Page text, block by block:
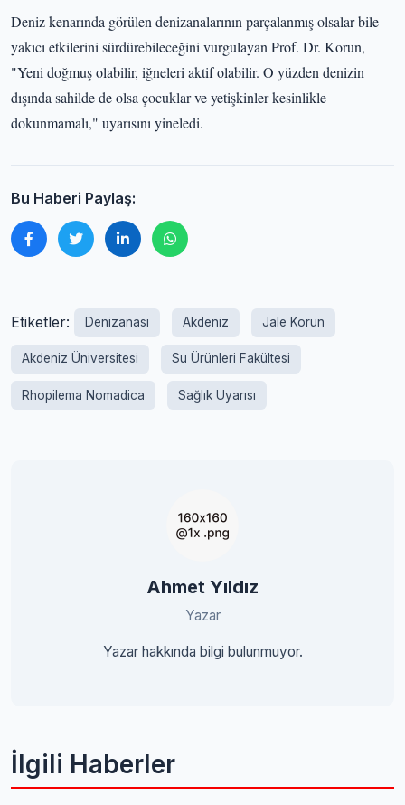
Deniz kenarında görülen denizanalarının parçalanmış olsalar bile
yakıcı etkilerini sürdürebileceğini vurgulayan Prof. Dr. Korun,
"Yeni doğmuş olabilir, iğneleri aktif olabilir. O yüzden denizin
dışında sahilde de olsa çocuklar ve yetişkinler kesinlikle
dokunmamalı," uyarısını yineledi.
Bu Haberi Paylaş:
Etiketler: Denizanası Akdeniz Jale Korun
Akdeniz Üniversitesi Su Ürünleri Fakültesi
Rhopilema Nomadica Sağlık Uyarısı
Ahmet Yıldız
Yazar
Yazar hakkında bilgi bulunmuyor.
İlgili Haberler